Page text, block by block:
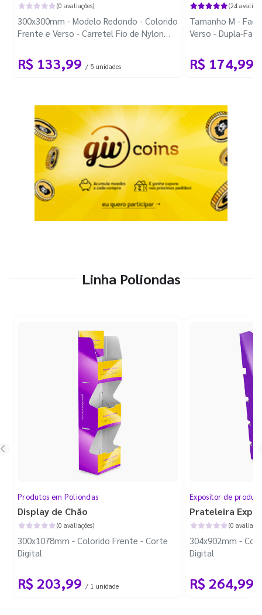
(0 avaliações)
300x300mm - Modelo Redondo - Colorido
Frente e Verso - Carretel Fio de Nylon
R$ 133,99 / 5 unidades
(24
Tamanho M -
Verso - Dupla-
R$ 174,99
Linha Poliondas
Produtos em Poliondas
Display de Chão
(0 avaliações)
300x1078mm - Colorido Frente - Corte
Digital
R$ 203,99 / 1 unidade
Expositor de
Prateleira
(0
304x902mm -
Digital
R$ 264,99